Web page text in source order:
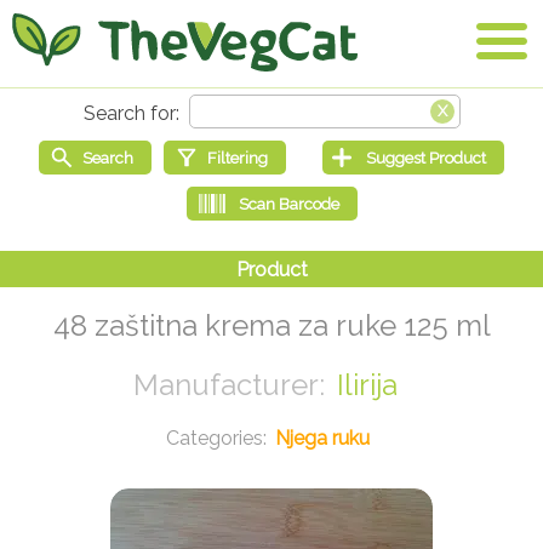
48 zaštitna krema za ruke 125 ml
Ilirija
Njega ruku